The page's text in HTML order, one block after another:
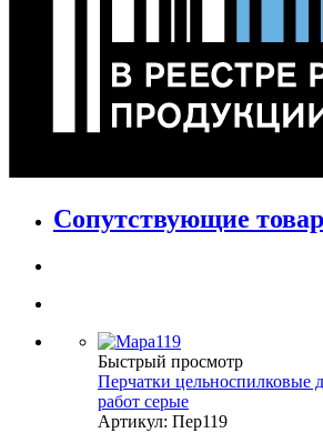
Сопутствующие
Быстрый просмотр
Перчатки цельноспилковые
работ серые
Артикул: Пер119